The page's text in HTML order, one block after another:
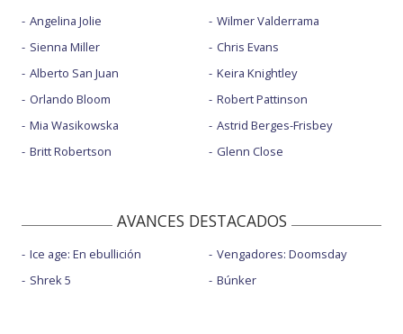
Angelina Jolie
Sienna Miller
Alberto San Juan
Orlando Bloom
Mia Wasikowska
Britt Robertson
Wilmer Valderrama
Chris Evans
Keira Knightley
Robert Pattinson
Astrid Berges-Frisbey
Glenn Close
AVANCES DESTACADOS
Ice age: En ebullición
Shrek 5
Vengadores: Doomsday
Búnker